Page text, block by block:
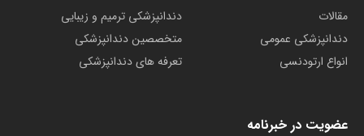
مقالات
دندانپزشکی ترمیم و زیبایی
دندانپزشکی عمومی
متخصصین دندانپزشکی
انواع ارتودنسی
تعرفه های دندانپزشکی
عضویت در خبرنامه